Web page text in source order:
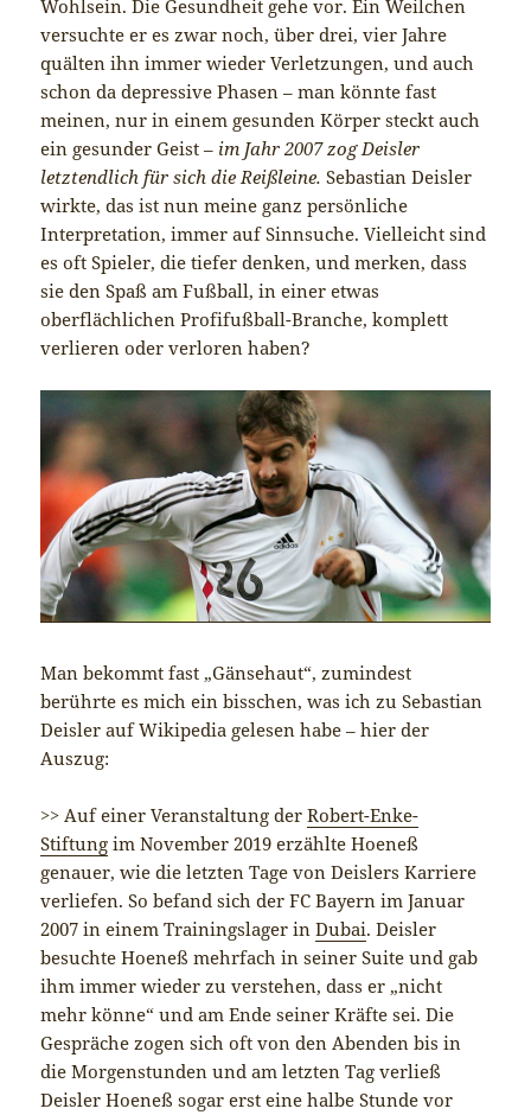
Wohlsein. Die Gesundheit gehe vor. Ein Weilchen
versuchte er es zwar noch, über drei, vier Jahre
quälten ihn immer wieder Verletzungen, und auch
schon da depressive Phasen – man könnte fast
meinen, nur in einem gesunden Körper steckt auch
ein gesunder Geist – im Jahr 2007 zog Deisler
letztendlich für sich die Reißleine. Sebastian Deisler
wirkte, das ist nun meine ganz persönliche
Interpretation, immer auf Sinnsuche. Vielleicht sind
es oft Spieler, die tiefer denken, und merken, dass
sie den Spaß am Fußball, in einer etwas
oberflächlichen Profifußball-Branche, komplett
verlieren oder verloren haben?
Man bekommt fast „Gänsehaut“, zumindest
berührte es mich ein bisschen, was ich zu Sebastian
Deisler auf Wikipedia gelesen habe – hier der
Auszug:
>> Auf einer Veranstaltung derRobert-Enke-
Stiftung im November 2019 erzählte Hoeneß
genauer, wie die letzten Tage von Deislers Karriere
verliefen. So befand sich der FC Bayern im Januar
2007 in einem Trainingslager inDubai. Deisler
besuchte Hoeneß mehrfach in seiner Suite und gab
ihm immer wieder zu verstehen, dass er „nicht
mehr könne“ und am Ende seiner Kräfte sei. Die
Gespräche zogen sich oft von den Abenden bis in
die Morgenstunden und am letzten Tag verließ
Deisler Hoeneß sogar erst eine halbe Stunde vor